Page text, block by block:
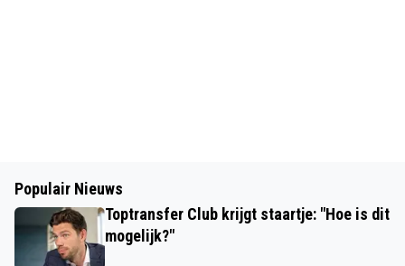
Populair Nieuws
Toptransfer Club krijgt staartje: "Hoe is dit
mogelijk?"